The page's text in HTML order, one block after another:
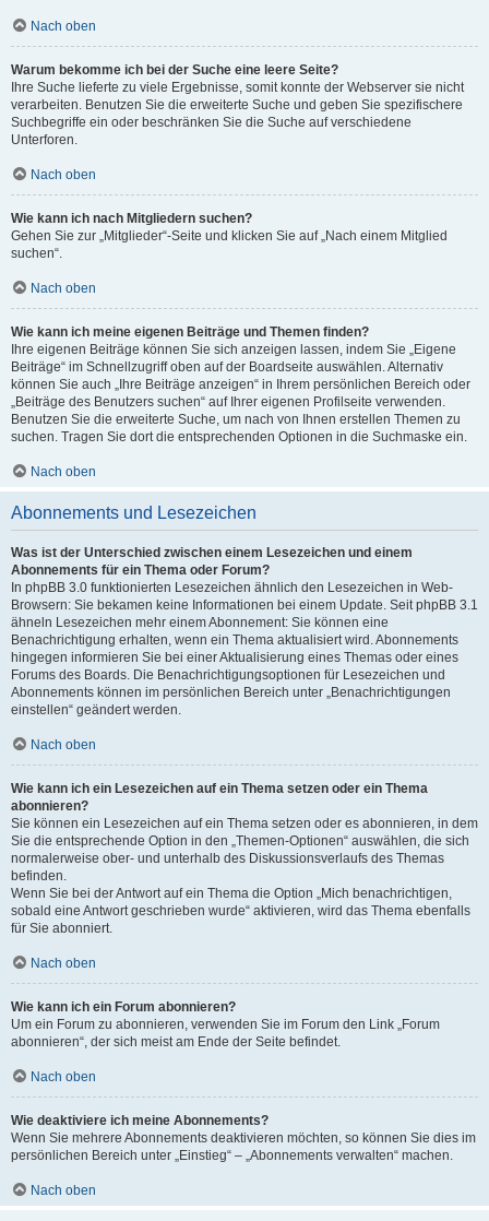
Nach oben
Warum bekomme ich bei der Suche eine leere Seite?
Ihre Suche lieferte zu viele Ergebnisse, somit konnte der Webserver sie nicht
verarbeiten. Benutzen Sie die erweiterte Suche und geben Sie spezifischere
Suchbegriffe ein oder beschränken Sie die Suche auf verschiedene
Unterforen.
Nach oben
Wie kann ich nach Mitgliedern suchen?
Gehen Sie zur „Mitglieder“-Seite und klicken Sie auf „Nach einem Mitglied
suchen“.
Nach oben
Wie kann ich meine eigenen Beiträge und Themen finden?
Ihre eigenen Beiträge können Sie sich anzeigen lassen, indem Sie „Eigene
Beiträge“ im Schnellzugriff oben auf der Boardseite auswählen. Alternativ
können Sie auch „Ihre Beiträge anzeigen“ in Ihrem persönlichen Bereich oder
„Beiträge des Benutzers suchen“ auf Ihrer eigenen Profilseite verwenden.
Benutzen Sie die erweiterte Suche, um nach von Ihnen erstellen Themen zu
suchen. Tragen Sie dort die entsprechenden Optionen in die Suchmaske ein.
Nach oben
Abonnements und Lesezeichen
Was ist der Unterschied zwischen einem Lesezeichen und einem
Abonnements für ein Thema oder Forum?
In phpBB 3.0 funktionierten Lesezeichen ähnlich den Lesezeichen in Web-
Browsern: Sie bekamen keine Informationen bei einem Update. Seit phpBB 3.1
ähneln Lesezeichen mehr einem Abonnement: Sie können eine
Benachrichtigung erhalten, wenn ein Thema aktualisiert wird. Abonnements
hingegen informieren Sie bei einer Aktualisierung eines Themas oder eines
Forums des Boards. Die Benachrichtigungsoptionen für Lesezeichen und
Abonnements können im persönlichen Bereich unter „Benachrichtigungen
einstellen“ geändert werden.
Nach oben
Wie kann ich ein Lesezeichen auf ein Thema setzen oder ein Thema
abonnieren?
Sie können ein Lesezeichen auf ein Thema setzen oder es abonnieren, in dem
Sie die entsprechende Option in den „Themen-Optionen“ auswählen, die sich
normalerweise ober- und unterhalb des Diskussionsverlaufs des Themas
befinden.
Wenn Sie bei der Antwort auf ein Thema die Option „Mich benachrichtigen,
sobald eine Antwort geschrieben wurde“ aktivieren, wird das Thema ebenfalls
für Sie abonniert.
Nach oben
Wie kann ich ein Forum abonnieren?
Um ein Forum zu abonnieren, verwenden Sie im Forum den Link „Forum
abonnieren“, der sich meist am Ende der Seite befindet.
Nach oben
Wie deaktiviere ich meine Abonnements?
Wenn Sie mehrere Abonnements deaktivieren möchten, so können Sie dies im
persönlichen Bereich unter „Einstieg“ – „Abonnements verwalten“ machen.
Nach oben